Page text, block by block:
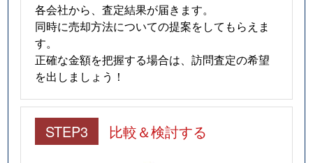
各会社から、査定結果が届きます。
同時に売却方法についての提案をしてもらえま
す。
正確な金額を把握する場合は、訪問査定の希望
を出しましょう！
STEP3 比較＆検討する